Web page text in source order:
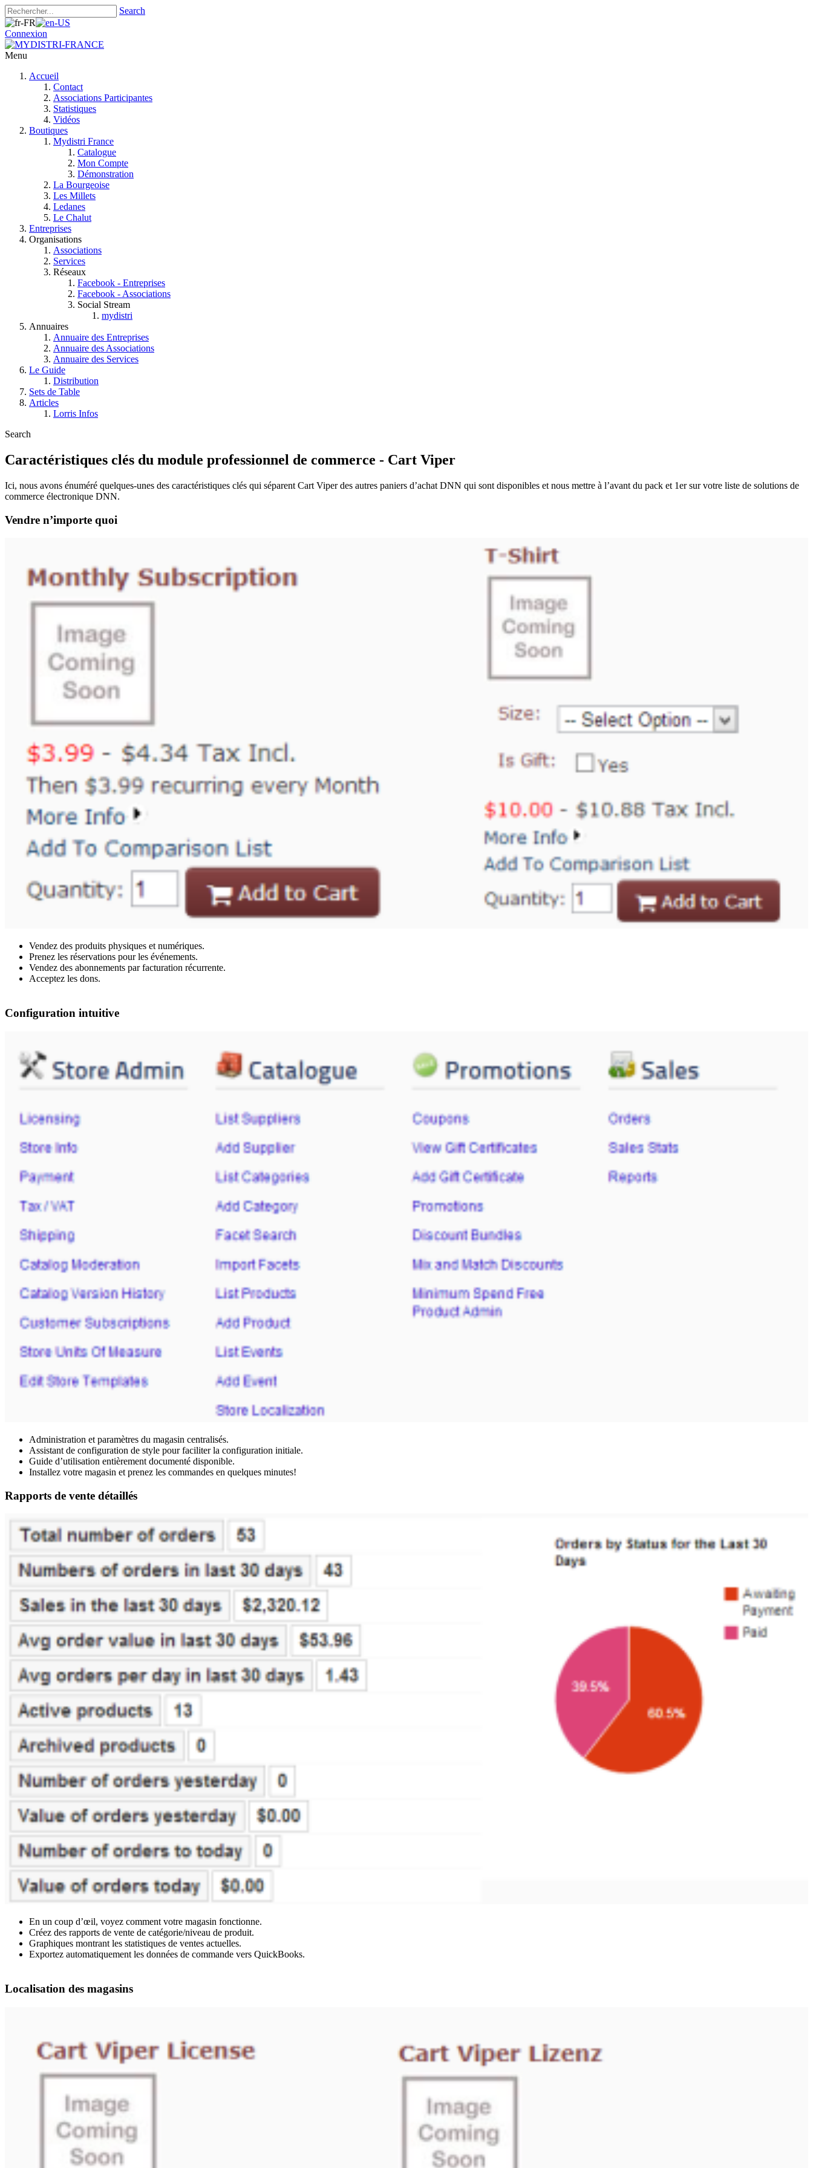
Search
Connexion
Menu
Accueil
Contact
Associations Participantes
Statistiques
Vidéos
Boutiques
Mydistri France
Catalogue
Mon Compte
Démonstration
La Bourgeoise
Les Millets
Ledanes
Le Chalut
Entreprises
Organisations
Associations
Services
Réseaux
Facebook - Entreprises
Facebook - Associations
Social Stream
mydistri
Annuaires
Annuaire des Entreprises
Annuaire des Associations
Annuaire des Services
Le Guide
Distribution
Sets de Table
Articles
Lorris Infos
Search
Caractéristiques clés du module professionnel de commerce - Cart Viper
Ici, nous avons énuméré quelques-unes des caractéristiques clés qui séparent Cart Viper des autres paniers d’achat DNN qui sont disponibles et nous mettre à l’avant du pack et 1er sur votre liste de solutions de
commerce électronique DNN.
Vendre n’importe quoi
Vendez des produits physiques et numériques.
Prenez les réservations pour les événements.
Vendez des abonnements par facturation récurrente.
Acceptez les dons.
Configuration intuitive
Administration et paramètres du magasin centralisés.
Assistant de configuration de style pour faciliter la configuration initiale.
Guide d’utilisation entièrement documenté disponible.
Installez votre magasin et prenez les commandes en quelques minutes!
Rapports de vente détaillés
En un coup d’œil, voyez comment votre magasin fonctionne.
Créez des rapports de vente de catégorie/niveau de produit.
Graphiques montrant les statistiques de ventes actuelles.
Exportez automatiquement les données de commande vers QuickBooks.
Localisation des magasins